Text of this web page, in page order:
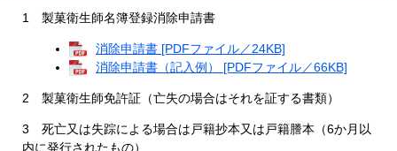
1 製菓衛生師名簿登録消除申請書
消除申請書 [PDFファイル／24KB]
消除申請書（記入例） [PDFファイル／66KB]
2 製菓衛生師免許証（亡失の場合はそれを証する書類）
3 死亡又は失踪による場合は戸籍抄本又は戸籍謄本（6か月以
内に発行されたもの）